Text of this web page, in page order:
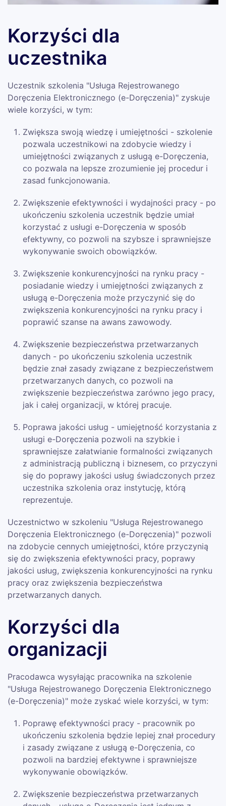
Korzyści dla
uczestnika
Uczestnik szkolenia "Usługa Rejestrowanego
Doręczenia Elektronicznego (e-Doręczenia)" zyskuje
wiele korzyści, w tym:
Zwiększa swoją wiedzę i umiejętności - szkolenie
pozwala uczestnikowi na zdobycie wiedzy i
umiejętności związanych z usługą e-Doręczenia,
co pozwala na lepsze zrozumienie jej procedur i
zasad funkcjonowania.
Zwiększenie efektywności i wydajności pracy - po
ukończeniu szkolenia uczestnik będzie umiał
korzystać z usługi e-Doręczenia w sposób
efektywny, co pozwoli na szybsze i sprawniejsze
wykonywanie swoich obowiązków.
Zwiększenie konkurencyjności na rynku pracy -
posiadanie wiedzy i umiejętności związanych z
usługą e-Doręczenia może przyczynić się do
zwiększenia konkurencyjności na rynku pracy i
poprawić szanse na awans zawowody.
Zwiększenie bezpieczeństwa przetwarzanych
danych - po ukończeniu szkolenia uczestnik
będzie znał zasady związane z bezpieczeństwem
przetwarzanych danych, co pozwoli na
zwiększenie bezpieczeństwa zarówno jego pracy,
jak i całej organizacji, w której pracuje.
Poprawa jakości usług - umiejętność korzystania z
usługi e-Doręczenia pozwoli na szybkie i
sprawniejsze załatwianie formalności związanych
z administracją publiczną i biznesem, co przyczyni
się do poprawy jakości usług świadczonych przez
uczestnika szkolenia oraz instytucję, którą
reprezentuje.
Uczestnictwo w szkoleniu "Usługa Rejestrowanego
Doręczenia Elektronicznego (e-Doręczenia)" pozwoli
na zdobycie cennych umiejętności, które przyczynią
się do zwiększenia efektywności pracy, poprawy
jakości usług, zwiększenia konkurencyjności na rynku
pracy oraz zwiększenia bezpieczeństwa
przetwarzanych danych.
Korzyści dla
organizacji
Pracodawca wysyłając pracownika na szkolenie
"Usługa Rejestrowanego Doręczenia Elektronicznego
(e-Doręczenia)" może zyskać wiele korzyści, w tym:
Poprawę efektywności pracy - pracownik po
ukończeniu szkolenia będzie lepiej znał procedury
i zasady związane z usługą e-Doręczenia, co
pozwoli na bardziej efektywne i sprawniejsze
wykonywanie obowiązków.
Zwiększenie bezpieczeństwa przetwarzanych